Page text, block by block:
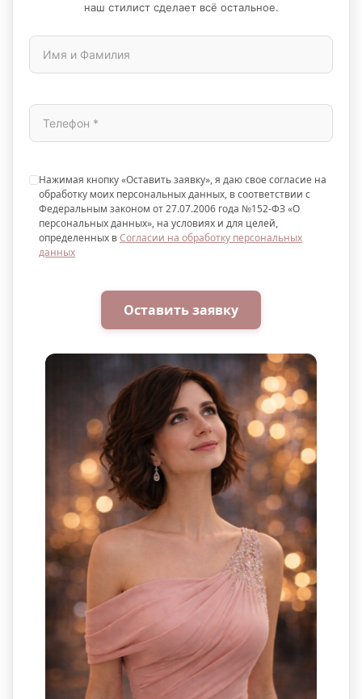
наш стилист сделает всё остальное.
Нажимая кнопку «Оставить заявку», я даю свое согласие на
обработку моих персональных данных, в соответствии с
Федеральным законом от 27.07.2006 года №152-ФЗ «О
персональных данных», на условиях и для целей,
определенных вСогласии на обработку персональных
данных
Оставить заявку